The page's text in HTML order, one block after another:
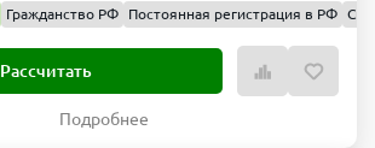
Гражданство РФ Постоянная регистрация в РФ
Рассчитать
Подробнее